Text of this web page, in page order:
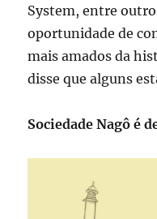
System, entre
oportunidade de
mais amados da
disse que alguns
Sociedade Nagô é